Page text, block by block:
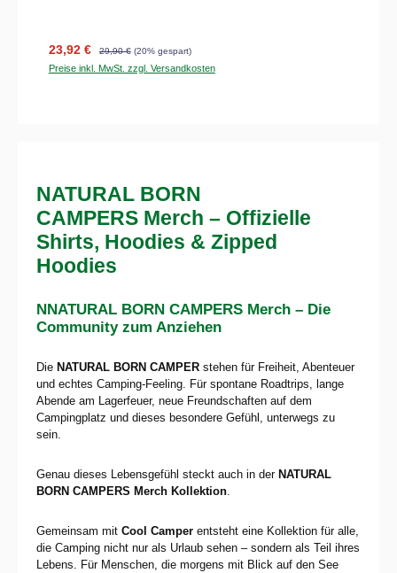
Verkaufspreis:
23,92 € Regulärer Preis:
29,90 € (20% gespart)
Preise inkl. MwSt. zzgl. Versandkosten
NATURAL BORN
CAMPERS Merch – Offizielle
Shirts, Hoodies & Zipped
Hoodies
NNATURAL BORN CAMPERS Merch – Die
Community zum Anziehen
Die NATURAL BORN CAMPER stehen für Freiheit, Abenteuer
und echtes Camping-Feeling. Für spontane Roadtrips, lange
Abende am Lagerfeuer, neue Freundschaften auf dem
Campingplatz und dieses besondere Gefühl, unterwegs zu
sein.
Genau dieses Lebensgefühl steckt auch in der NATURAL
BORN CAMPERS Merch Kollektion.
Gemeinsam mit Cool Camper entsteht eine Kollektion für alle,
die Camping nicht nur als Urlaub sehen – sondern als Teil ihres
Lebens. Für Menschen, die morgens mit Blick auf den See